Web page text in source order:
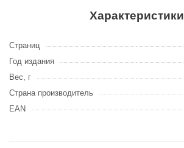
Характеристики
Страниц
Год издания
Вес, г
Страна производитель
EAN